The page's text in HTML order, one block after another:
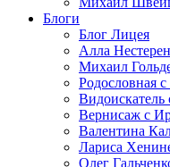
Блоги
Блог Лицея
Алла
Михаил
Родословная
Вернисаж с
Валентина
Лариса
Олег